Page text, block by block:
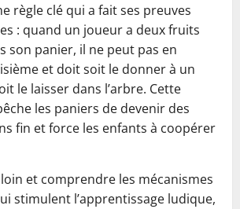
règle clé qui a fait ses preuves
: quand un joueur a deux fruits
son panier, il ne peut pas en
et doit soit le donner à un
le laisser dans l’arbre. Cette
les paniers de devenir des
fin et force les enfants à coopérer
et comprendre les mécanismes
stimulent l’apprentissage ludique,